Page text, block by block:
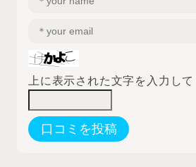
上に表示された文字を入力して